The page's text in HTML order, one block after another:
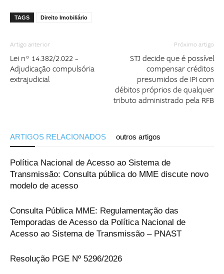
TAGS Direito Imobiliário
Artigo anterior
Lei nº 14.382/2.022 –
Adjudicação compulsória
extrajudicial
Próximo artigo
STJ decide que é possível
compensar créditos
presumidos de IPI com
débitos próprios de qualquer
tributo administrado pela RFB
ARTIGOS RELACIONADOS outros artigos
Política Nacional de Acesso ao Sistema de
Transmissão: Consulta pública do MME discute novo
modelo de acesso
Consulta Pública MME: Regulamentação das
Temporadas de Acesso da Política Nacional de
Acesso ao Sistema de Transmissão – PNAST
Resolução PGE Nº 5296/2026